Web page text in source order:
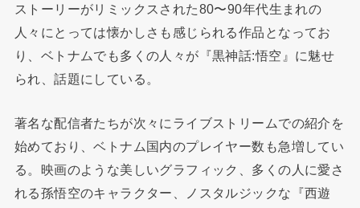
ストーリーがリミックスされた80〜90年代生まれの
人々にとっては懐かしさも感じられる作品となってお
り、ベトナムでも多くの人々が『黒神話:悟空』に魅せ
られ、話題にしている。
著名な配信者たちが次々にライブストリームでの紹介を
始めており、ベトナム国内のプレイヤー数も急増してい
る。映画のような美しいグラフィック、多くの人に愛さ
れる孫悟空のキャラクター、ノスタルジックな『西遊